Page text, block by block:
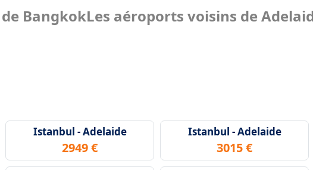
BangkokLes aéroports voisins de
Istanbul - Adelaide
2949 €
Istanbul - Adelaide
3015 €